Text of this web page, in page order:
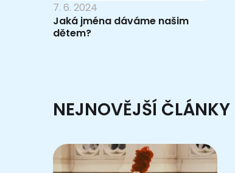
7. 6. 2024
Jaká jména dáváme našim
dětem?
NEJNOVĚJŠÍ ČLÁNKY